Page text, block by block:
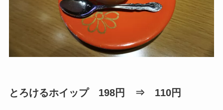
とろけるホイップ 198円 ⇒ 110円